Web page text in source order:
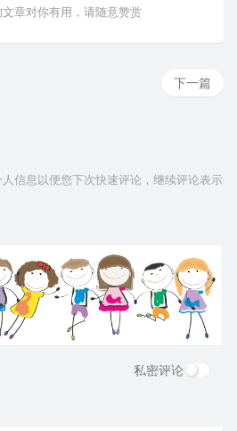
章对你有用，请随意赞赏
下一篇
信息以便您下次快速评论，继续评论表示
私密评论